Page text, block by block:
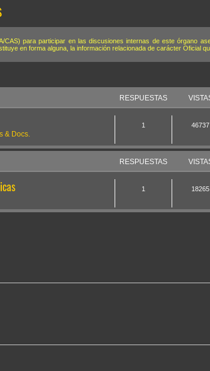
CAS) para participar en las discusiones internas de este órgano
en forma alguna, la información relacionada de carácter Oficial
RESPUESTAS
& Docs.
1 46737
RESPUESTAS
1 18265